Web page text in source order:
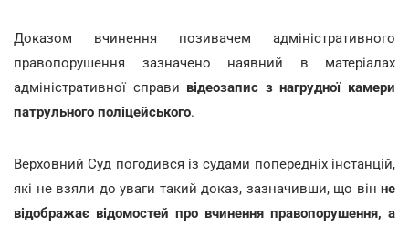
Доказом вчинення позивачем адміністративного
правопорушення зазначено наявний в матеріалах
адміністративної справи відеозапис з нагрудної камери
патрульного поліцейського.
Верховний Суд погодився із судами попередніх інстанцій,
які не взяли до уваги такий доказ, зазначивши, що він не
відображає відомостей про вчинення правопорушення, а